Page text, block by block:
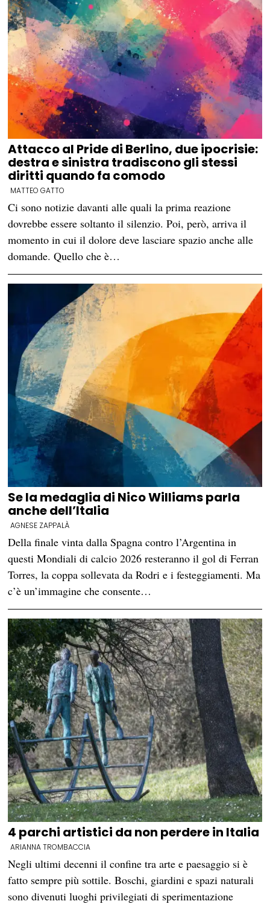
Attacco al Pride di Berlino, due ipocrisie:
destra e sinistra tradiscono gli stessi
diritti quando fa comodo
MATTEO GATTO
Ci sono notizie davanti alle quali la prima reazione
dovrebbe essere soltanto il silenzio. Poi, però, arriva il
momento in cui il dolore deve lasciare spazio anche alle
domande. Quello che è…
Se la medaglia di Nico Williams parla
anche dell’Italia
AGNESE ZAPPALÀ
Della finale vinta dalla Spagna contro l’Argentina in
questi Mondiali di calcio 2026 resteranno il gol di Ferran
Torres, la coppa sollevata da Rodri e i festeggiamenti. Ma
c’è un’immagine che consente…
4 parchi artistici da non perdere in Italia
ARIANNA TROMBACCIA
Negli ultimi decenni il confine tra arte e paesaggio si è
fatto sempre più sottile. Boschi, giardini e spazi naturali
sono divenuti luoghi privilegiati di sperimentazione